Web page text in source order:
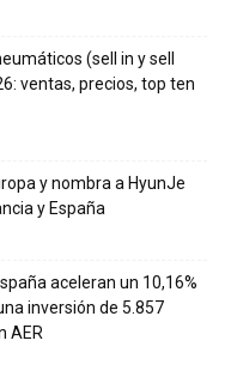
(sell in y sell
ventas, precios, top ten
y nombra a HyunJe
y España
aceleran un 10,16%
inversión de 5.857
AER